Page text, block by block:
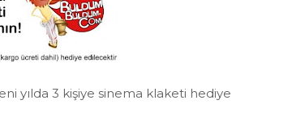
yılda 3 kişiye sinema klaketi hediye